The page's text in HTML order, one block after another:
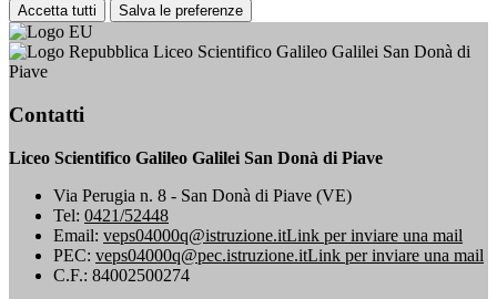
Accetta tutti Salva le preferenze
Liceo Scientifico Galileo Galilei San Donà di
Piave
Contatti
Liceo Scientifico Galileo Galilei San Donà di Piave
Via Perugia n. 8 - San Donà di Piave (VE)
Tel: 0421/52448
Email: veps04000q@istruzione.itLink per inviare una mail
PEC: veps04000q@pec.istruzione.itLink per inviare una mail
C.F.: 84002500274